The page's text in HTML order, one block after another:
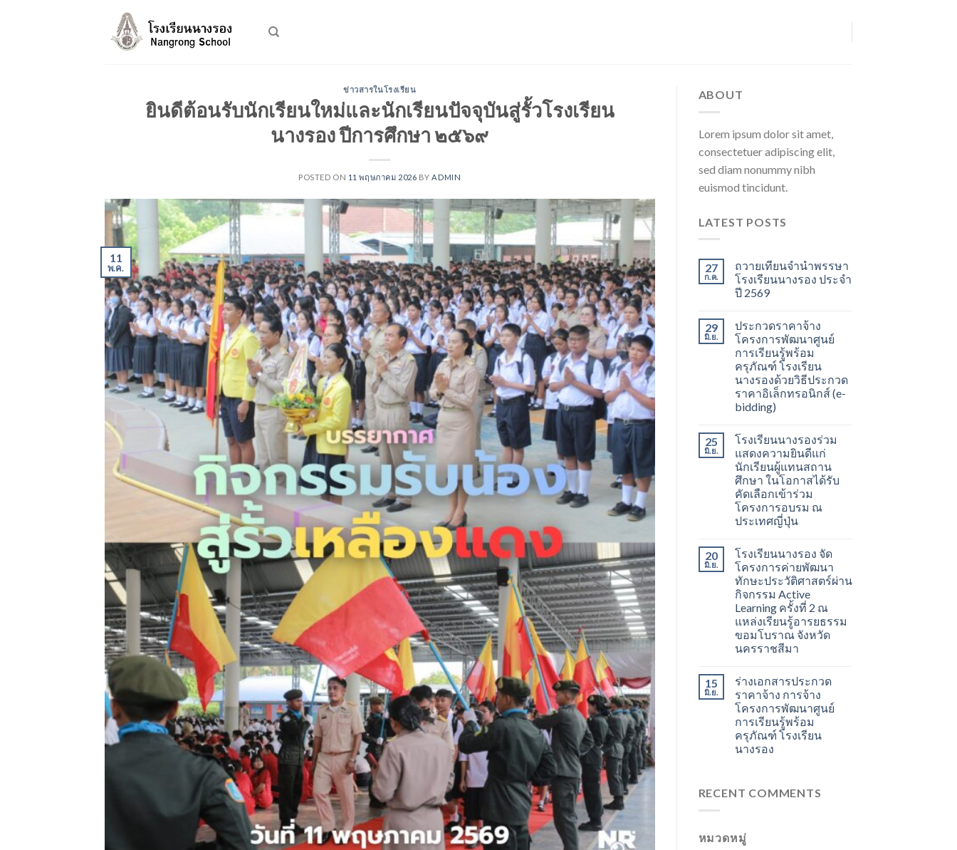
ข่าวสารในโรงเรียน
ยินดีต้อนรับนักเรียนใหม่และนักเรียนปัจจุบันสู่รั้วโรงเรียน
นางรอง ปีการศึกษา ๒๕๖๙
POSTED ON 11 พฤษภาคม 2026 BY ADMIN
11
พ.ค.
ABOUT
Lorem ipsum dolor sit amet,
consectetuer adipiscing elit,
sed diam nonummy nibh
euismod tincidunt.
LATEST POSTS
27
ก.ค.
ถวายเทียนจำนำพรรษา
โรงเรียนนางรอง ประจำ
ปี 2569
29
มิ.ย.
ประกวดราคาจ้าง
โครงการพัฒนาศูนย์
การเรียนรู้พร้อม
ครุภัณฑ์ โรงเรียน
นางรองด้วยวิธีประกวด
ราคาอิเล็กทรอนิกส์ (e-
bidding)
25
มิ.ย.
โรงเรียนนางรองร่วม
แสดงความยินดีแก่
นักเรียนผู้แทนสถาน
ศึกษา ในโอกาสได้รับ
คัดเลือกเข้าร่วม
โครงการอบรม ณ
ประเทศญี่ปุ่น
20
มิ.ย.
โรงเรียนนางรอง จัด
โครงการค่ายพัฒนา
ทักษะประวัติศาสตร์ผ่าน
กิจกรรม Active
Learning ครั้งที่ 2 ณ
แหล่งเรียนรู้อารยธรรม
ขอมโบราณ จังหวัด
นครราชสีมา
15
มิ.ย.
ร่างเอกสารประกวด
ราคาจ้าง การจ้าง
โครงการพัฒนาศูนย์
การเรียนรู้พร้อม
ครุภัณฑ์ โรงเรียน
นางรอง
RECENT COMMENTS
หมวดหมู่